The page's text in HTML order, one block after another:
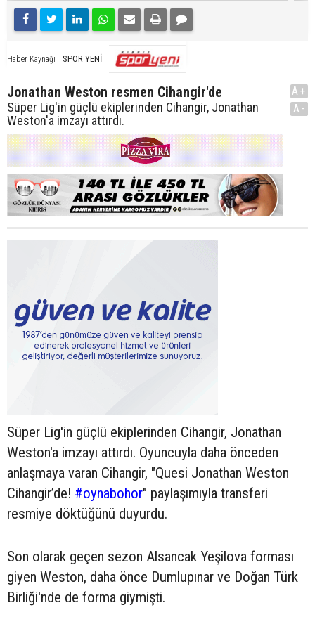
Haber Kaynağı SPOR YENİ
Jonathan Weston resmen Cihangir'de
Süper Lig'in güçlü ekiplerinden Cihangir, Jonathan
Weston'a imzayı attırdı.
A+
A-
Süper Lig'in güçlü ekiplerinden Cihangir, Jonathan
Weston'a imzayı attırdı. Oyuncuyla daha önceden
anlaşmaya varan Cihangir, "Quesi Jonathan Weston
Cihangir’de! #oynabohor" paylaşımıyla transferi
resmiye döktüğünü duyurdu.
Son olarak geçen sezon Alsancak Yeşilova forması
giyen Weston, daha önce Dumlupınar ve Doğan Türk
Birliği'nde de forma giymişti.